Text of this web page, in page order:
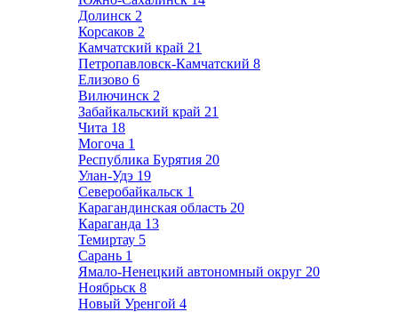
Долинск 2
Корсаков 2
Камчатский край 21
Петропавловск-Камчатский 8
Елизово 6
Вилючинск 2
Забайкальский край 21
Чита 18
Могоча 1
Республика Бурятия 20
Улан-Удэ 19
Северобайкальск 1
Карагандинская область 20
Караганда 13
Темиртау 5
Сарань 1
Ямало-Ненецкий автономный округ 20
Ноябрьск 8
Новый Уренгой 4